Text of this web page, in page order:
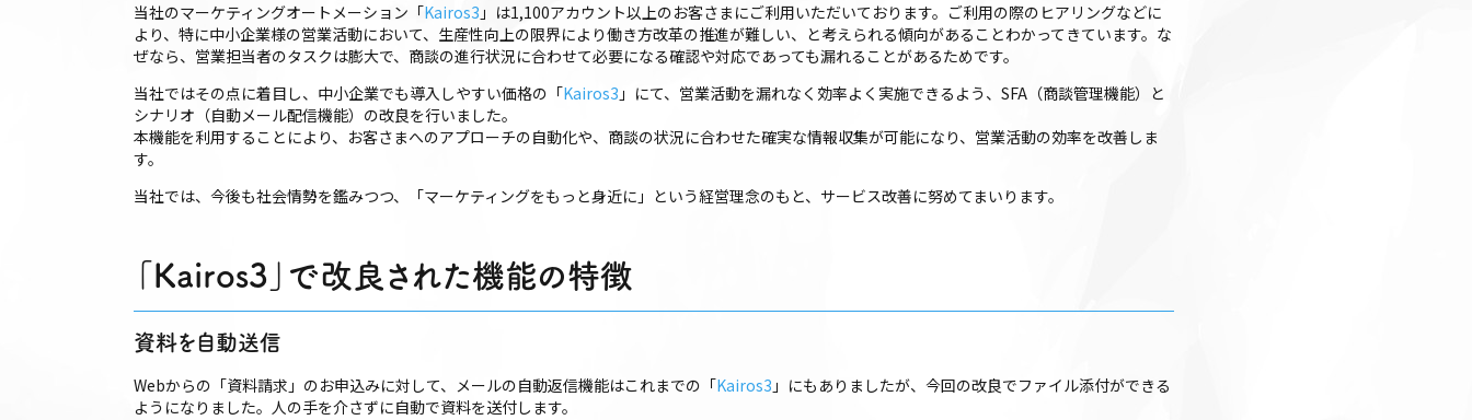
当社のマーケティングオートメーション「Kairos3 」は1,100アカウント以上のお客さまにご利用いただいております。ご利用の際のヒアリングなどに
より、特に中小企業様の営業活動において、生産性向上の限界により働き方改革の推進が難しい、と考えられる傾向があることわかってきています。な
ぜなら、営業担当者のタスクは膨大で、商談の進行状況に合わせて必要になる確認や対応であっても漏れることがあるためです。
当社ではその点に着目し、中小企業でも導入しやすい価格の「Kairos3 」にて、営業活動を漏れなく効率よく実施できるよう、SFA（商談管理機能）と
シナリオ（自動メール配信機能）の改良を行いました。
本機能を利用することにより、お客さまへのアプローチの自動化や、商談の状況に合わせた確実な情報収集が可能になり、営業活動の効率を改善しま
す。
当社では、今後も社会情勢を鑑みつつ、「マーケティングをもっと身近に」という経営理念のもと、サービス改善に努めてまいります。
「Kairos3」で改良された機能の特徴
資料を自動送信
Webからの「資料請求」のお申込みに対して、メールの自動返信機能はこれまでの「Kairos3 」にもありましたが、今回の改良でファイル添付ができる
ようになりました。人の手を介さずに自動で資料を送付します。